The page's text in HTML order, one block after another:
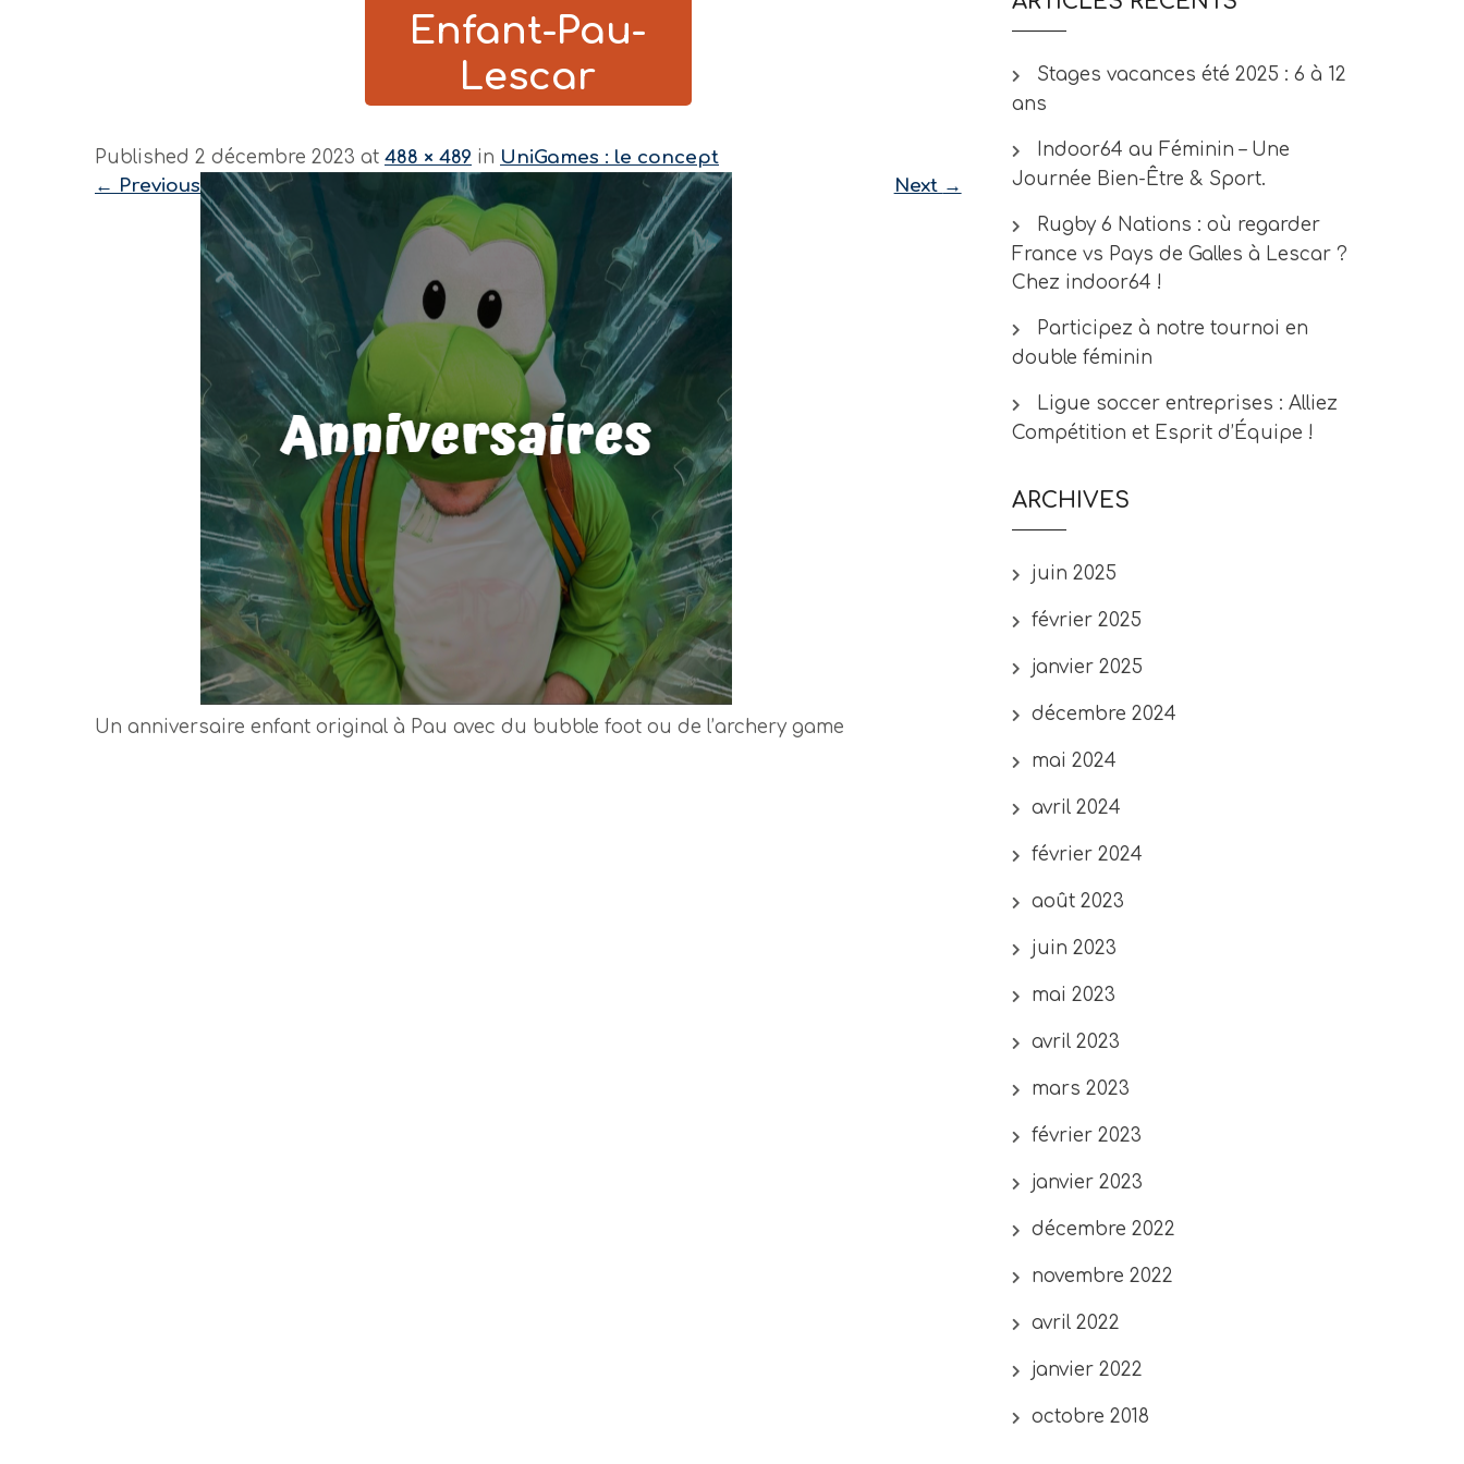
Enfant-Pau-
Lescar
Published 2 décembre 2023 at 488 × 489 in UniGames : le concept
← Previous Next →
Un anniversaire enfant original à Pau avec du bubble foot ou de l’archery game
Stages vacances été 2025 : 6 à 12
ans
Indoor64 au Féminin – Une
Journée Bien-Être & Sport.
Rugby 6 Nations : où regarder
France vs Pays de Galles à Lescar ?
Chez indoor64 !
Participez à notre tournoi en
double féminin
Ligue soccer entreprises : Alliez
Compétition et Esprit d’Équipe !
ARCHIVES
juin 2025
février 2025
janvier 2025
décembre 2024
mai 2024
avril 2024
février 2024
août 2023
juin 2023
mai 2023
avril 2023
mars 2023
février 2023
janvier 2023
décembre 2022
novembre 2022
avril 2022
janvier 2022
octobre 2018